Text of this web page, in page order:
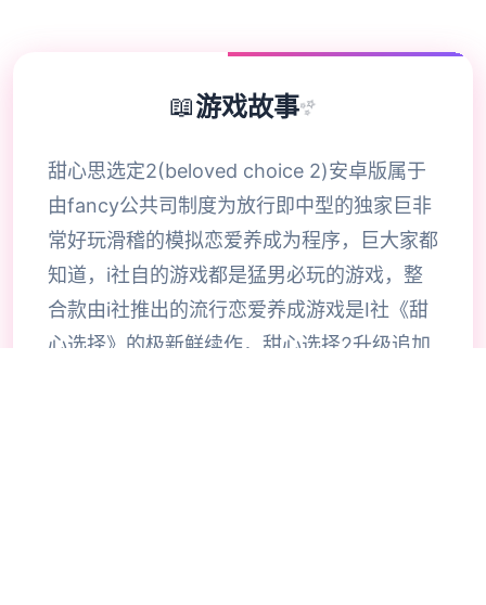
📖游戏故事✨
甜心思选定2(beloved choice 2)安卓版属于
由fancy公共司制度为放行即中型的独家巨非
常好玩滑稽的模拟恋爱养成为程序，巨大家都
知道，i社自的游戏都是猛男必玩的游戏，整
合款由i社推出的流行恋爱养成游戏是I社《甜
心选择》的极新鲜续作，甜心选择2升级追加